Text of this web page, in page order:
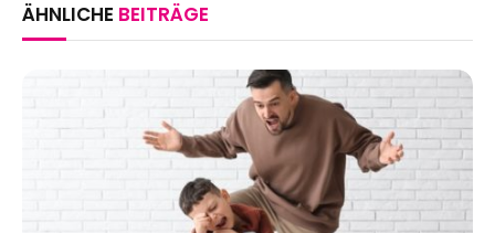
ÄHNLICHE BEITRÄGE